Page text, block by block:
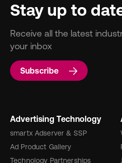
Advertising Technology
smartx Adserver & SSP
Ad Product Gallery
Technology Partnerships
Stay up to
Receive all the latest
your inbox
Subscribe